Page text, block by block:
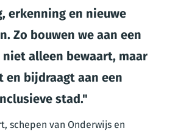
erkenning en nieuwe
Zo bouwen we aan een
niet alleen bewaart, maar
en bijdraagt aan een
stad.
schepen van Onderwijs en